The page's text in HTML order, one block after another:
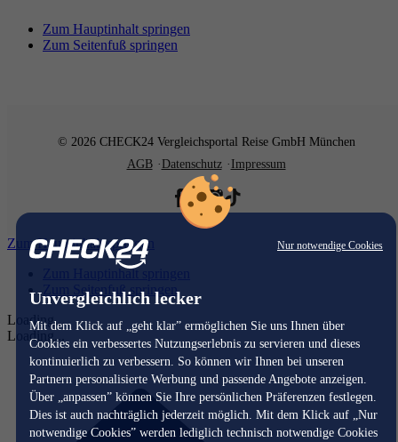
Nur notwendige Cookies
Unvergleichlich lecker
Mit dem Klick auf „geht klar” ermöglichen Sie uns Ihnen über
Cookies ein verbessertes Nutzungserlebnis zu servieren und dieses
kontinuierlich zu verbessern. So können wir Ihnen bei unseren
Partnern personalisierte Werbung und passende Angebote anzeigen.
Über „anpassen” können Sie Ihre persönlichen Präferenzen festlegen.
Dies ist auch nachträglich jederzeit möglich. Mit dem Klick auf „Nur
notwendige Cookies” werden lediglich technisch notwendige Cookies
Zum Hauptinhalt springen
Zum Seitenfuß springen
© 2026 CHECK24 Vergleichsportal Reise GmbH München
AGB
Datenschutz Impressum
Zum Hauptinhalt springen
Zum Hauptinhalt springen
Zum Seitenfuß springen
Loading...
Loading...